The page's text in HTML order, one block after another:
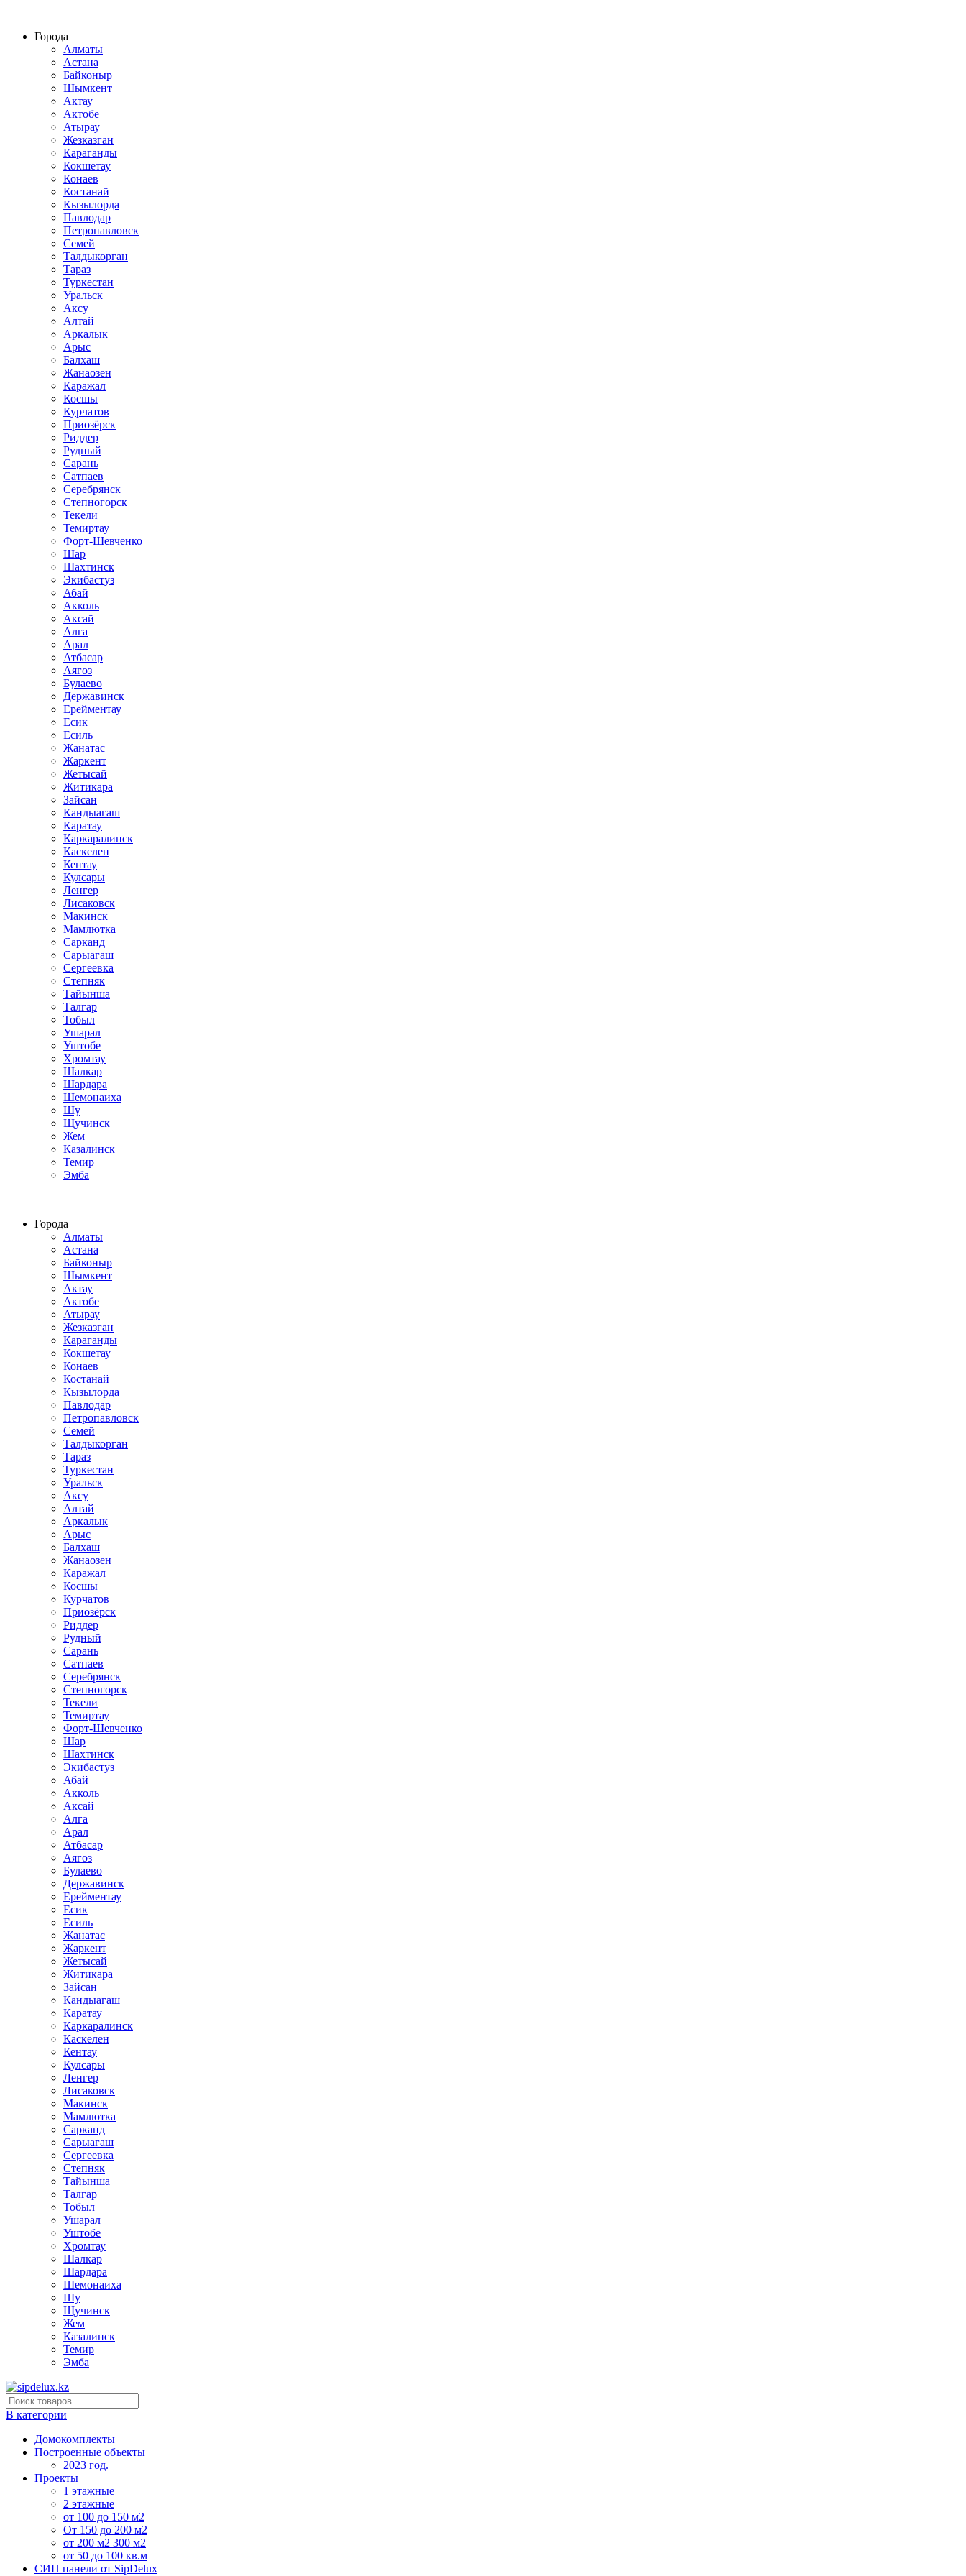
Города
Алматы
Астана
Байконыр
Шымкент
Актау
Актобе
Атырау
Жезказган
Караганды
Кокшетау
Конаев
Костанай
Кызылорда
Павлодар
Петропавловск
Семей
Талдыкорган
Тараз
Туркестан
Уральск
Аксу
Алтай
Аркалык
Арыс
Балхаш
Жанаозен
Каражал
Косшы
Курчатов
Приозёрск
Риддер
Рудный
Сарань
Сатпаев
Серебрянск
Степногорск
Текели
Темиртау
Форт-Шевченко
Шар
Шахтинск
Экибастуз
Абай
Акколь
Аксай
Алга
Арал
Атбасар
Аягоз
Булаево
Державинск
Ерейментау
Есик
Есиль
Жанатас
Жаркент
Жетысай
Житикара
Зайсан
Кандыагаш
Каратау
Каркаралинск
Каскелен
Кентау
Кулсары
Ленгер
Лисаковск
Макинск
Мамлютка
Сарканд
Сарыагаш
Сергеевка
Степняк
Тайынша
Талгар
Тобыл
Ушарал
Уштобе
Хромтау
Шалкар
Шардара
Шемонаиха
Шу
Щучинск
Жем
Казалинск
Темир
Эмба
Города
Алматы
Астана
Байконыр
Шымкент
Актау
Актобе
Атырау
Жезказган
Караганды
Кокшетау
Конаев
Костанай
Кызылорда
Павлодар
Петропавловск
Семей
Талдыкорган
Тараз
Туркестан
Уральск
Аксу
Алтай
Аркалык
Арыс
Балхаш
Жанаозен
Каражал
Косшы
Курчатов
Приозёрск
Риддер
Рудный
Сарань
Сатпаев
Серебрянск
Степногорск
Текели
Темиртау
Форт-Шевченко
Шар
Шахтинск
Экибастуз
Абай
Акколь
Аксай
Алга
Арал
Атбасар
Аягоз
Булаево
Державинск
Ерейментау
Есик
Есиль
Жанатас
Жаркент
Жетысай
Житикара
Зайсан
Кандыагаш
Каратау
Каркаралинск
Каскелен
Кентау
Кулсары
Ленгер
Лисаковск
Макинск
Мамлютка
Сарканд
Сарыагаш
Сергеевка
Степняк
Тайынша
Талгар
Тобыл
Ушарал
Уштобе
Хромтау
Шалкар
Шардара
Шемонаиха
Шу
Щучинск
Жем
Казалинск
Темир
Эмба
В категории
Домокомплекты
Построенные объекты
2023 год.
Проекты
1 этажные
2 этажные
от 100 до 150 м2
От 150 до 200 м2
от 200 м2 300 м2
от 50 до 100 кв.м
СИП панели от SipDelux